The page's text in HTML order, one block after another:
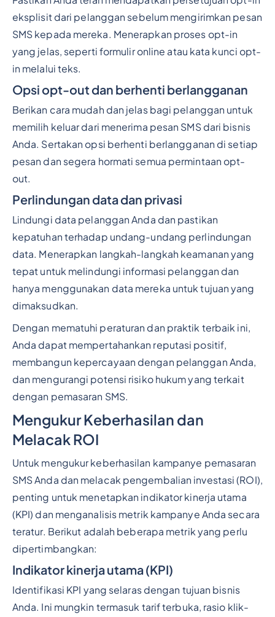
eksplisit dari pelanggan sebelum mengirimkan pesan
SMS kepada mereka. Menerapkan proses opt-in
yang jelas, seperti formulir online atau kata kunci opt-
in melalui teks.
Opsi opt-out dan berhenti berlangganan
Berikan cara mudah dan jelas bagi pelanggan untuk
memilih keluar dari menerima pesan SMS dari bisnis
Anda. Sertakan opsi berhenti berlangganan di setiap
pesan dan segera hormati semua permintaan opt-
out.
Perlindungan data dan privasi
Lindungi data pelanggan Anda dan pastikan
kepatuhan terhadap undang-undang perlindungan
data. Menerapkan langkah-langkah keamanan yang
tepat untuk melindungi informasi pelanggan dan
hanya menggunakan data mereka untuk tujuan yang
dimaksudkan.
Dengan mematuhi peraturan dan praktik terbaik ini,
Anda dapat mempertahankan reputasi positif,
membangun kepercayaan dengan pelanggan Anda,
dan mengurangi potensi risiko hukum yang terkait
dengan pemasaran SMS.
Mengukur Keberhasilan dan
Melacak ROI
Untuk mengukur keberhasilan kampanye pemasaran
SMS Anda dan melacak pengembalian investasi (ROI),
penting untuk menetapkan indikator kinerja utama
(KPI) dan menganalisis metrik kampanye Anda secara
teratur. Berikut adalah beberapa metrik yang perlu
dipertimbangkan:
Indikator kinerja utama (KPI)
Identifikasi KPI yang selaras dengan tujuan bisnis
Anda. Ini mungkin termasuk tarif terbuka, rasio klik-